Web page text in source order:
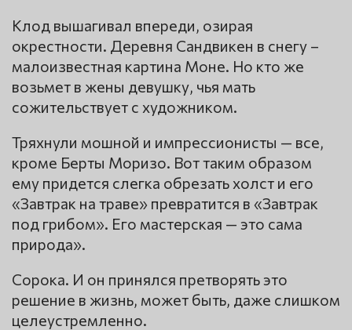
Клод вышагивал впереди, озирая
окрестности. Деревня Сандвикен в снегу –
малоизвестная картина Моне. Но кто же
возьмет в жены девушку, чья мать
сожительствует с художником.
Тряхнули мошной и импрессионисты — все,
кроме Берты Моризо. Вот таким образом
ему придется слегка обрезать холст и его
«Завтрак на траве» превратится в «Завтрак
под грибом». Его мастерская — это сама
природа».
Сорока. И он принялся претворять это
решение в жизнь, может быть, даже слишком
целеустремленно.